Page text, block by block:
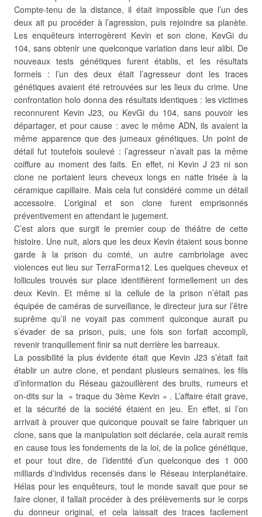
Compte-tenu de la distance, il était impossible que l’un des
deux ait pu procéder à l’agression, puis rejoindre sa planète.
Les enquêteurs interrogèrent Kevin et son clone, KevGi du
104, sans obtenir une quelconque variation dans leur alibi. De
nouveaux tests génétiques furent établis, et les résultats
formels : l’un des deux était l’agresseur dont les traces
génétiques avaient été retrouvées sur les lieux du crime. Une
confrontation holo donna des résultats identiques : les victimes
reconnurent Kevin J23, ou KevGi du 104, sans pouvoir les
départager, et pour cause : avec le même ADN, ils avaient la
même apparence que des jumeaux génétiques. Un point de
détail fut toutefois soulevé : l’agresseur n’avait pas la même
coiffure au moment des faits. En effet, ni Kevin J 23 ni son
clone ne portaient leurs cheveux longs en natte frisée à la
céramique capillaire. Mais cela fut considéré comme un détail
accessoire. L’original et son clone furent emprisonnés
préventivement en attendant le jugement.
C’est alors que surgit le premier coup de théâtre de cette
histoire. Une nuit, alors que les deux Kevin étaient sous bonne
garde à la prison du comté, un autre cambriolage avec
violences eut lieu sur TerraForma12. Les quelques cheveux et
follicules trouvés sur place identifièrent formellement un des
deux Kevin. Et même si la cellule de la prison n’était pas
équipée de caméras de surveillance, le directeur jura sur l’être
suprême qu’il ne voyait pas comment quiconque aurait pu
s’évader de sa prison, puis, une fois son forfait accompli,
revenir tranquillement finir sa nuit derrière les barreaux.
La possibilité la plus évidente était que Kevin J23 s’était fait
établir un autre clone, et pendant plusieurs semaines, les fils
d’information du Réseau gazouillèrent des bruits, rumeurs et
on-dits sur la » traque du 3ème Kevin « . L’affaire était grave,
et la sécurité de la société étaient en jeu. En effet, si l’on
arrivait à prouver que quiconque pouvait se faire fabriquer un
clone, sans que la manipulation soit déclarée, cela aurait remis
en cause tous les fondements de la loi, de la police génétique,
et pour tout dire, de l’identité d’un quelconque des 1 000
milliards d’individus recensés dans le Réseau interplanétaire.
Hélas pour les enquêteurs, tout le monde savait que pour se
faire cloner, il fallait procéder à des prélèvements sur le corps
du donneur original, et cela laissait des traces facilement